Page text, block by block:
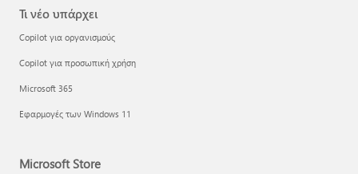
Τι νέο υπάρχει
Copilot για οργανισμούς
Copilot για προσωπική χρήση
Microsoft 365
Εφαρμογές των Windows 11
Microsoft Store